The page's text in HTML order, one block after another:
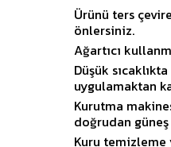
Ürünü ters
önlersiniz.
Ağartıcı
Düşük
uygulamaktan
Kurutma
doğrudan
Kuru temizleme